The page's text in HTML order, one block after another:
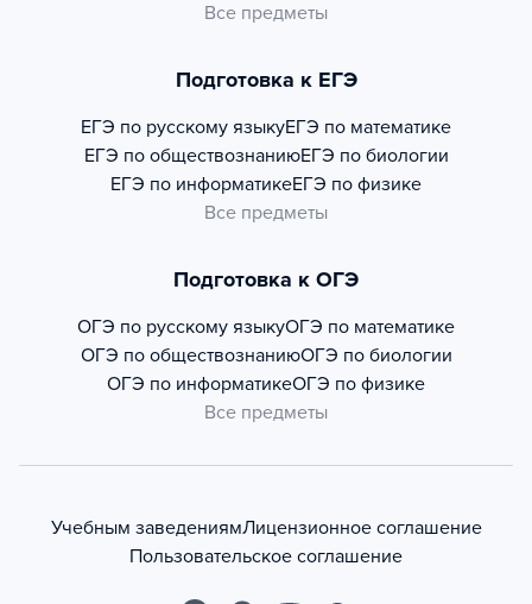
Все предметы
Подготовка к ЕГЭ
ЕГЭ по русскому языкуЕГЭ по математике
ЕГЭ по обществознаниюЕГЭ по биологии
ЕГЭ по информатикеЕГЭ по физике
Все предметы
Подготовка к ОГЭ
ОГЭ по русскому языкуОГЭ по математике
ОГЭ по обществознаниюОГЭ по биологии
ОГЭ по информатикеОГЭ по физике
Все предметы
Учебным заведениямЛицензионное соглашение
Пользовательское соглашение